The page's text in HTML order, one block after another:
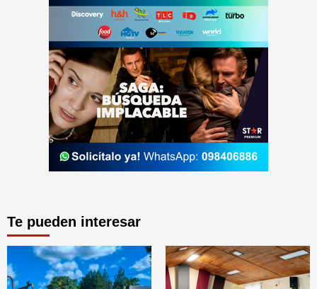
Te pueden interesar